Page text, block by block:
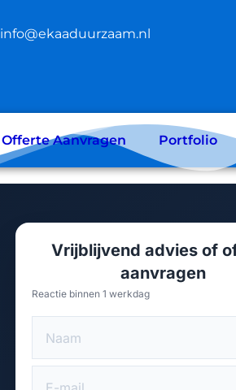
info@ekaaduurzaam.nl
Offerte Aanvragen Portfolio
Vrijblijvend advies of
aanvragen
Reactie binnen 1 werkdag